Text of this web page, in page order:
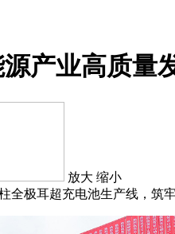
产业高质量
放大 缩小
极耳超充电池生产线，筑